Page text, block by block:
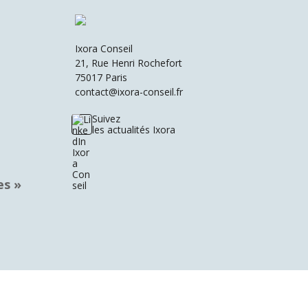
Ixora Conseil
21, Rue Henri Rochefort
75017 Paris
contact@ixora-conseil.fr
Suivez
les actualités Ixora
»